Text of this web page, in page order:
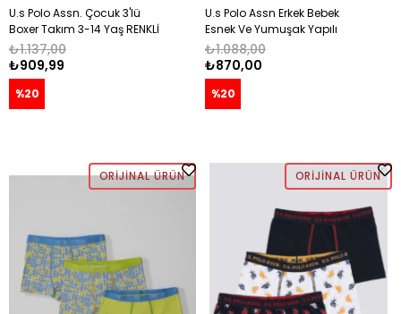
U.s Polo Assn. Çocuk 3'lü
Boxer Takım 3-14 Yaş RENKLİ
₺909,99
₺1.137,00
%20
U.s Polo Assn Erkek Bebek
Esnek Ve Yumuşak Yapılı
Boxer 3'Lü Takım 3-14 Yaş
NAVY
₺870,00
₺1.088,00
%20
ORIJINAL ÜRÜN ORIJINAL ÜRÜN